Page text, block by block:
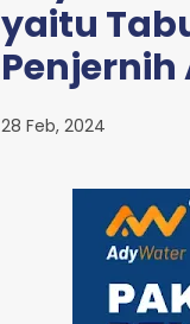
yaitu
Penjernih
28 Feb, 2024